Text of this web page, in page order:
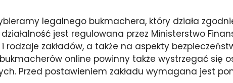
legalnego bukmachera, który działa
jest regulowana przez Ministerstwo
zakładów, a także na aspekty
online powinny także wystrzegać się
Przed postawieniem zakładu wymagana jest